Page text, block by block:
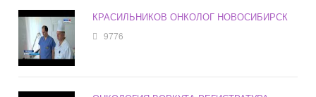
КРАСИЛЬНИКОВ ОНКОЛОГ НОВОСИБИРСК
9776